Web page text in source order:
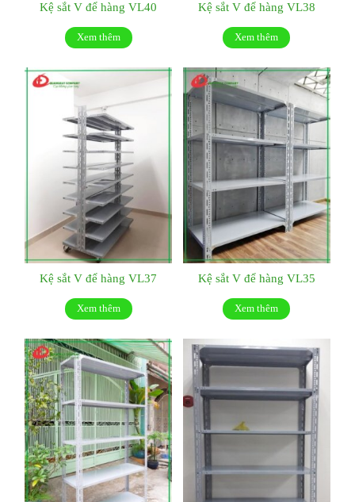
Kệ sắt V để hàng VL40
Xem thêm
Kệ sắt V để hàng VL38
Xem thêm
Kệ sắt V để hàng VL37
Xem thêm
Kệ sắt V để hàng VL35
Xem thêm